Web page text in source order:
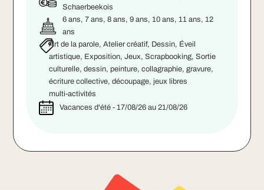
Schaerbeekois
6 ans, 7 ans, 8 ans, 9 ans, 10 ans, 11 ans, 12
ans
Art de la parole, Atelier créatif, Dessin, Éveil
artistique, Exposition, Jeux, Scrapbooking, Sortie
culturelle, dessin, peinture, collagraphie, gravure,
écriture collective, découpage, jeux libres
multi-activités
Vacances d'été - 17/08/26 au 21/08/26